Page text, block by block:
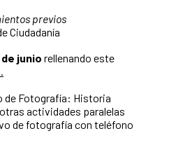
previos
Ciudadanía
junio rellenando este
de Fotografía: Historia
actividades paralelas
de fotografía con teléfono